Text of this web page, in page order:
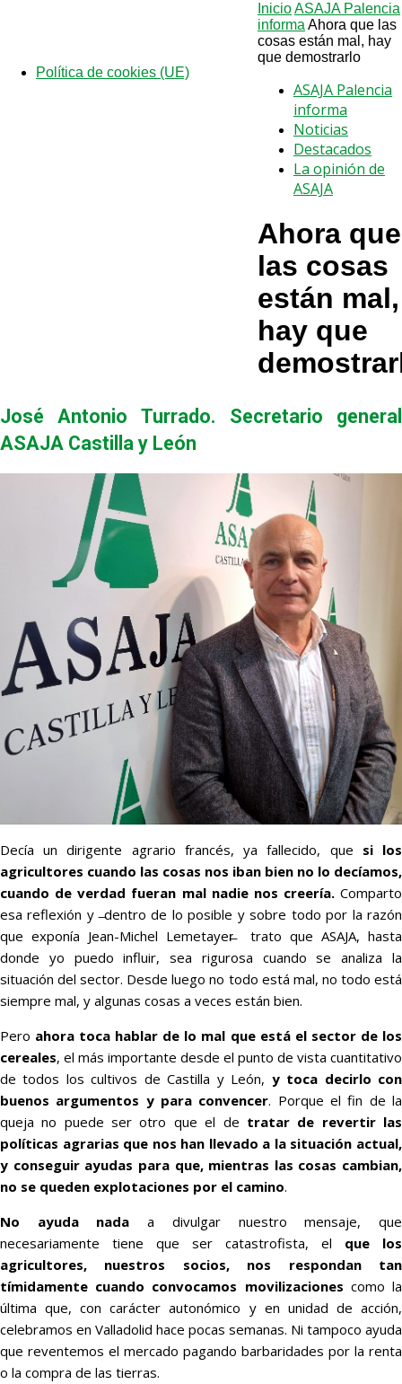
Política de cookies (UE)
InicioASAJA Palencia
informa Ahora que las
cosas están mal, hay
que demostrarlo
ASAJA Palencia
informa
Noticias
Destacados
La opinión de
ASAJA
Ahora que
las cosas
están mal,
hay que
José Antonio Turrado. Secretario general
ASAJA Castilla y León
Decía un dirigente agrario francés, ya fallecido, que si los
agricultores cuando las cosas nos iban bien no lo decíamos,
cuando de verdad fueran mal nadie nos creería.Comparto
esa reflexión y ̶dentro de lo posible y sobre todo por la razón
que exponía Jean-Michel Lemetayer̶ trato que ASAJA, hasta
donde yo puedo influir, sea rigurosa cuando se analiza la
situación del sector. Desde luego no todo está mal, no todo está
siempre mal, y algunas cosas a veces están bien.
Pero ahora toca hablar de lo mal que está el sector de los
cereales, el más importante desde el punto de vista cuantitativo
de todos los cultivos de Castilla y León, y toca decirlo con
buenos argumentos y para convencer. Porque el fin de la
queja no puede ser otro que el de tratar de revertir las
políticas agrarias que nos han llevado a la situación actual,
y conseguir ayudas para que, mientras las cosas cambian,
no se queden explotaciones por el camino.
No ayuda nada a divulgar nuestro mensaje, que
necesariamente tiene que ser catastrofista, el que los
agricultores, nuestros socios, nos respondan tan
tímidamente cuando convocamos movilizaciones como la
última que, con carácter autonómico y en unidad de acción,
celebramos en Valladolid hace pocas semanas. Ni tampoco ayuda
que reventemos el mercado pagando barbaridades por la renta
o la compra de las tierras.